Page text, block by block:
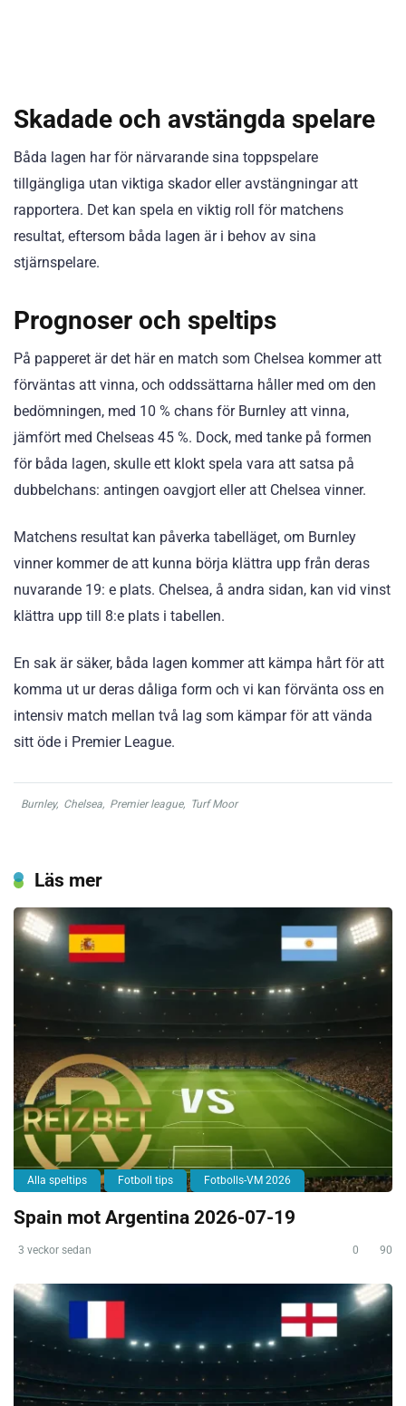
Skadade och avstängda spelare
Båda lagen har för närvarande sina toppspelare
tillgängliga utan viktiga skador eller avstängningar att
rapportera. Det kan spela en viktig roll för matchens
resultat, eftersom båda lagen är i behov av sina
stjärnspelare.
Prognoser och speltips
På papperet är det här en match som Chelsea kommer att
förväntas att vinna, och oddssättarna håller med om den
bedömningen, med 10 % chans för Burnley att vinna,
jämfört med Chelseas 45 %. Dock, med tanke på formen
för båda lagen, skulle ett klokt spela vara att satsa på
dubbelchans: antingen oavgjort eller att Chelsea vinner.
Matchens resultat kan påverka tabelläget, om Burnley
vinner kommer de att kunna börja klättra upp från deras
nuvarande 19: e plats. Chelsea, å andra sidan, kan vid vinst
klättra upp till 8:e plats i tabellen.
En sak är säker, båda lagen kommer att kämpa hårt för att
komma ut ur deras dåliga form och vi kan förvänta oss en
intensiv match mellan två lag som kämpar för att vända
sitt öde i Premier League.
Burnley, Chelsea, Premier league, Turf Moor
Läs mer
Alla speltips Fotboll tips Fotbolls-VM 2026
Spain mot Argentina 2026-07-19
3 veckor sedan 0 90